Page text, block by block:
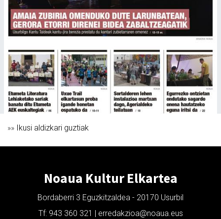
»» Ikusi aldizkari guztiak
Noaua Kultur Elkartea
Bordaberri 3 Eguzkitzaldea - 20170 Usurbil
Tf: 943 360 321 | erredakzioa@noaua.eus